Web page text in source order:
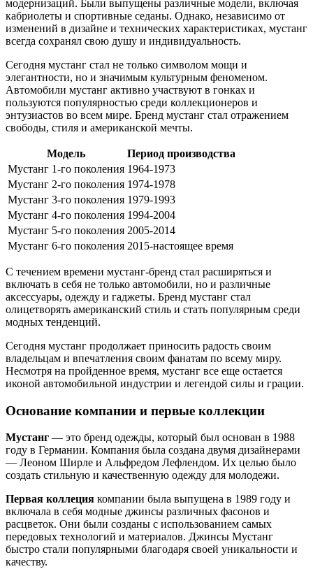
модернизаций. Были выпущены различные модели, включая
кабриолеты и спортивные седаны. Однако, независимо от
изменений в дизайне и технических характеристиках, мустанг
всегда сохранял свою душу и индивидуальность.
Сегодня мустанг стал не только символом мощи и
элегантности, но и значимым культурным феноменом.
Автомобили мустанг активно участвуют в гонках и
пользуются популярностью среди коллекционеров и
энтузиастов во всем мире. Бренд мустанг стал отражением
свободы, стиля и американской мечты.
Модель
Период производства
Мустанг 1-го поколения 1964-1973
Мустанг 2-го поколения 1974-1978
Мустанг 3-го поколения 1979-1993
Мустанг 4-го поколения 1994-2004
Мустанг 5-го поколения 2005-2014
Мустанг 6-го поколения 2015-настоящее время
С течением времени мустанг-бренд стал расширяться и
включать в себя не только автомобили, но и различные
аксессуары, одежду и гаджеты. Бренд мустанг стал
олицетворять американский стиль и стать популярным среди
модных тенденций.
Сегодня мустанг продолжает приносить радость своим
владельцам и впечатления своим фанатам по всему миру.
Несмотря на пройденное время, мустанг все еще остается
иконой автомобильной индустрии и легендой силы и грации.
Основание компании и первые коллекции
Мустанг — это бренд одежды, который был основан в 1988
году в Германии. Компания была создана двумя дизайнерами
— Леоном Ширле и Альфредом Лефлендом. Их целью было
создать стильную и качественную одежду для молодежи.
Первая коллеция компании была выпущена в 1989 году и
включала в себя модные джинсы различных фасонов и
расцветок. Они были созданы с использованием самых
передовых технологий и материалов. Джинсы Мустанг
быстро стали популярными благодаря своей уникальности и
качеству.